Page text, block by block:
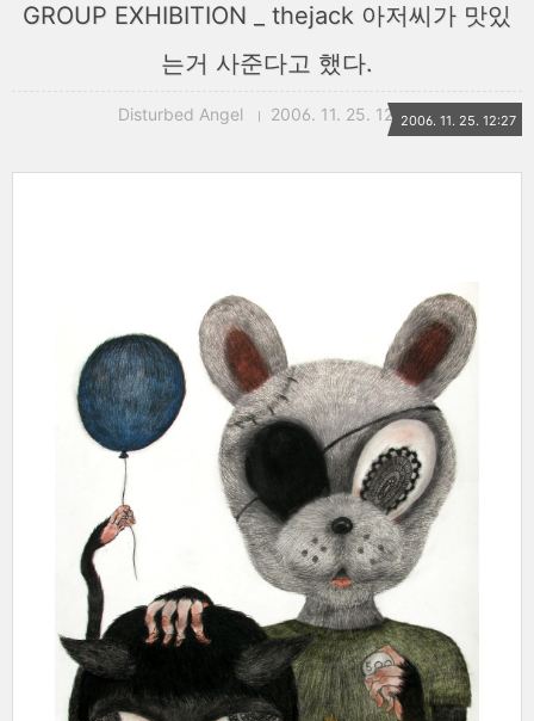
GROUP EXHIBITION _ thejack 아저씨가 맛있
는거 사준다고 했다.
Disturbed Angel 2006. 11. 25. 12:272006. 11. 25. 12:27